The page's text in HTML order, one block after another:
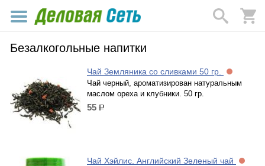
Безалкогольные напитки
Чай Земляника со сливками 50 гр.
Чай черный, ароматизирован натуральным
маслом ореха и клубники. 50 гр.
55 р.
Чай Хэйлис. Английский Зеленый чай